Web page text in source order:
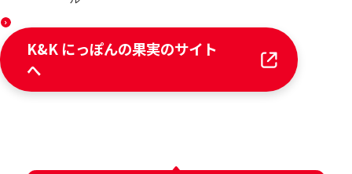
K&K にっぽんの果実のサイト
へ